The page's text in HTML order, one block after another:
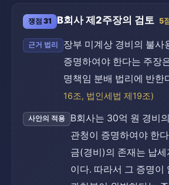
쟁점 31 B회사 제2주장의 검토 5점
근거 법리
장부 미계상 경비의 불사
증명하여야 한다는 주장
명책임 분배 법리에 반한
16조, 법인세법 제19조)
사안의 적용
B회사는 30억 원 경비
관청이 증명하여야 한
금(경비)의 존재는 납
이다. 따라서 그 증명이